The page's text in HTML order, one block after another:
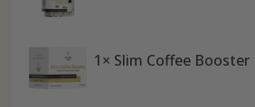
1× Slim Coffee Booster